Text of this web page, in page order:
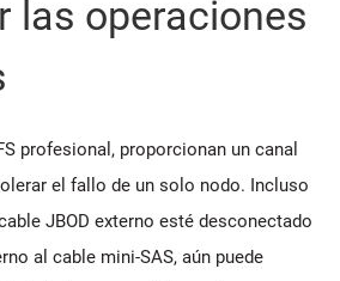
las operaciones
profesional, proporcionan un canal
el fallo de un solo nodo. Incluso
JBOD externo esté desconectado
al cable mini-SAS, aún puede